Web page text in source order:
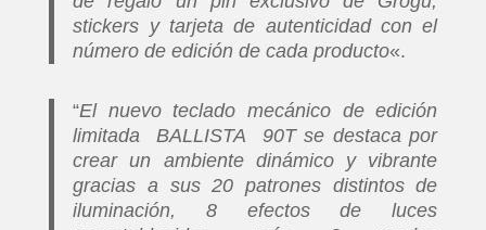
stickers y tarjeta de autenticidad con el
número de edición de cada producto«.
“El nuevo teclado mecánico de edición
limitada BALLISTA 90T se destaca por
crear un ambiente dinámico y vibrante
gracias a sus 20 patrones distintos de
iluminación, 8 efectos de luces